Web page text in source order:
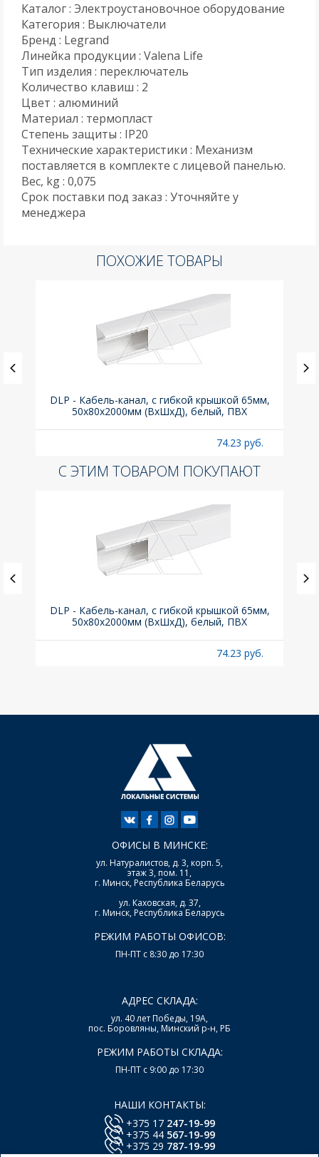
Каталог : Электроустановочное оборудование
Категория : Выключатели
Бренд : Legrand
Линейка продукции : Valena Life
Тип изделия : переключатель
Количество клавиш : 2
Цвет : алюминий
Материал : термопласт
Степень защиты : IP20
Технические характеристики : Механизм
поставляется в комплекте с лицевой панелью.
Вес, kg : 0,075
Срок поставки под заказ : Уточняйте у
менеджера
ПОХОЖИЕ ТОВАРЫ
DLP - Кабель-канал, с гибкой крышкой 65мм,
50x80х2000мм (ВхШхД), белый, ПВХ
74.23 руб.
С ЭТИМ ТОВАРОМ ПОКУПАЮТ
DLP - Кабель-канал, с гибкой крышкой 65мм,
50x80х2000мм (ВхШхД), белый, ПВХ
74.23 руб.
ОФИСЫ В МИНСКЕ:
ул. Натуралистов, д. 3, корп. 5,
этаж 3, пом. 11,
г. Минск, Республика Беларусь
ул. Каховская, д. 37,
г. Минск, Республика Беларусь
РЕЖИМ РАБОТЫ ОФИСОВ:
ПН-ПТ с 8:30 до 17:30
АДРЕС СКЛАДА:
ул. 40 лет Победы, 19А,
пос. Боровляны, Минский р-н, РБ
РЕЖИМ РАБОТЫ СКЛАДА:
ПН-ПТ с 9:00 до 17:30
НАШИ КОНТАКТЫ:
+375 17 247-19-99
+375 44 567-19-99
+375 29 787-19-99